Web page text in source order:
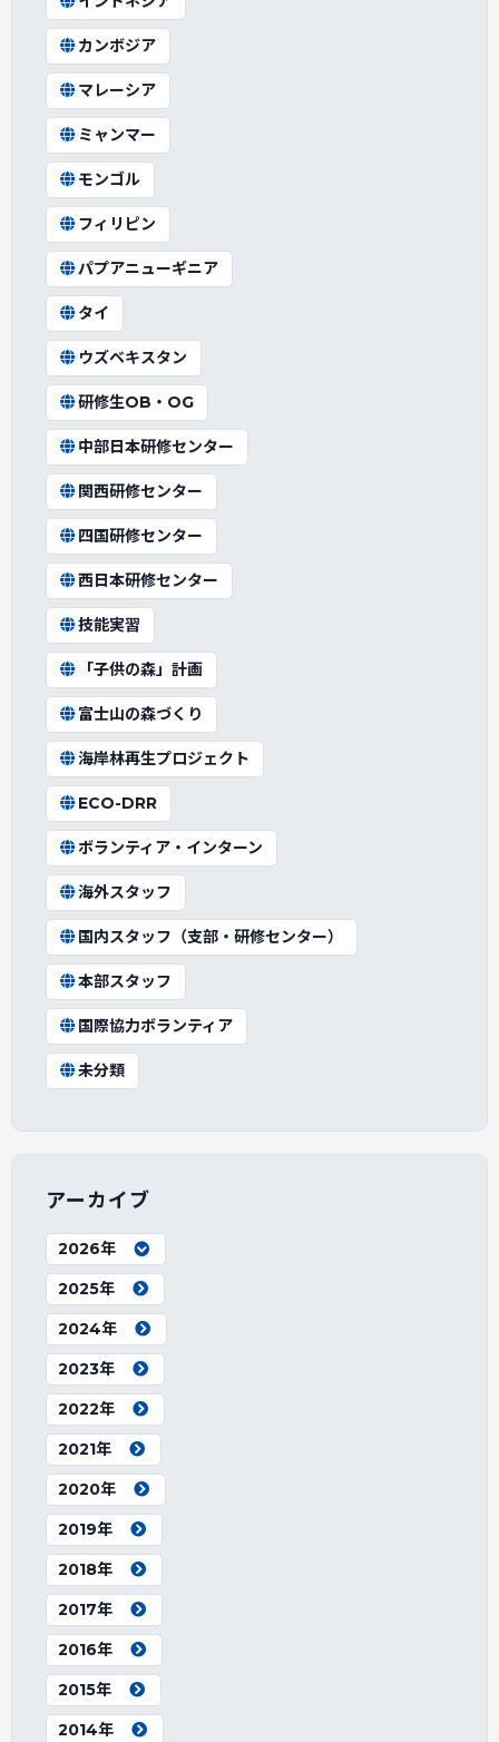
カンボジア
マレーシア
ミャンマー
モンゴル
フィリピン
パプアニューギニア
タイ
ウズベキスタン
研修生OB・OG
中部日本研修センター
関西研修センター
四国研修センター
西日本研修センター
技能実習
「子供の森」計画
富士山の森づくり
海岸林再生プロジェクト
ECO-DRR
ボランティア・インターン
海外スタッフ
国内スタッフ（支部・研修センター）
本部スタッフ
国際協力ボランティア
未分類
アーカイブ
2026年
2025年
2024年
2023年
2022年
2021年
2020年
2019年
2018年
2017年
2016年
2015年
2014年